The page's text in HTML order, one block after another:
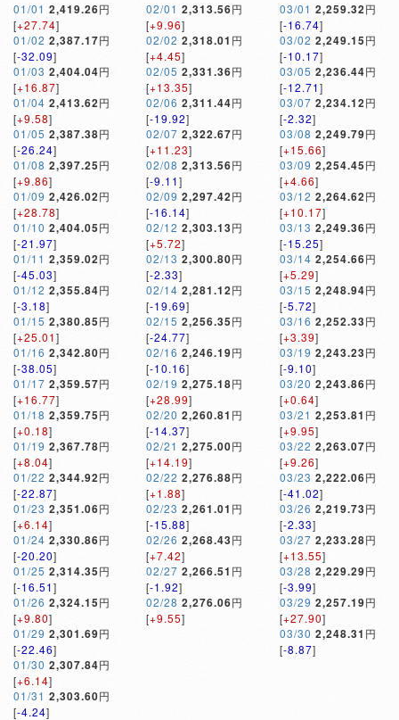
01/01 2,419.26円
[+27.74]
01/02 2,387.17円
[-32.09]
01/03 2,404.04円
[+16.87]
01/04 2,413.62円
[+9.58]
01/05 2,387.38円
[-26.24]
01/08 2,397.25円
[+9.86]
01/09 2,426.02円
[+28.78]
01/10 2,404.05円
[-21.97]
01/11 2,359.02円
[-45.03]
01/12 2,355.84円
[-3.18]
01/15 2,380.85円
[+25.01]
01/16 2,342.80円
[-38.05]
01/17 2,359.57円
[+16.77]
01/18 2,359.75円
[+0.18]
01/19 2,367.78円
[+8.04]
01/22 2,344.92円
[-22.87]
01/23 2,351.06円
[+6.14]
01/24 2,330.86円
[-20.20]
01/25 2,314.35円
[-16.51]
01/26 2,324.15円
[+9.80]
01/29 2,301.69円
[-22.46]
01/30 2,307.84円
[+6.14]
01/31 2,303.60円
[-4.24]
02/01 2,313.56円
[+9.96]
02/02 2,318.01 円
[+4.45]
02/05 2,331.36円
[+13.35]
02/06 2,311.44円
[-19.92]
02/07 2,322.67円
[+11.23]
02/08 2,313.56円
[-9.11]
02/09 2,297.42円
[-16.14]
02/12 2,303.13円
[+5.72]
02/13 2,300.80円
[-2.33]
02/14 2,281.12円
[-19.69]
02/15 2,256.35円
[-24.77]
02/16 2,246.19円
[-10.16]
02/19 2,275.18円
[+28.99]
02/20 2,260.81 円
[-14.37]
02/21 2,275.00円
[+14.19]
02/22 2,276.88円
[+1.88]
02/23 2,261.01 円
[-15.88]
02/26 2,268.43円
[+7.42]
02/27 2,266.51 円
[-1.92]
02/28 2,276.06円
[+9.55]
03/01 2,259.32円
[-16.74]
03/02 2,249.15円
[-10.17]
03/05 2,236.44円
[-12.71]
03/07 2,234.12円
[-2.32]
03/08 2,249.79円
[+15.66]
03/09 2,254.45円
[+4.66]
03/12 2,264.62円
[+10.17]
03/13 2,249.36円
[-15.25]
03/14 2,254.66円
[+5.29]
03/15 2,248.94円
[-5.72]
03/16 2,252.33円
[+3.39]
03/19 2,243.23円
[-9.10]
03/20 2,243.86円
[+0.64]
03/21 2,253.81 円
[+9.95]
03/22 2,263.07円
[+9.26]
03/23 2,222.06円
[-41.02]
03/26 2,219.73円
[-2.33]
03/27 2,233.28円
[+13.55]
03/28 2,229.29円
[-3.99]
03/29 2,257.19円
[+27.90]
03/30 2,248.31 円
[-8.87]